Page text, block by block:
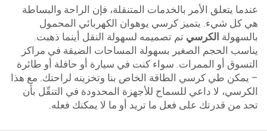
عندما يتعلق الأمر بالخدمات المتنقلة، فإن الراحة والبساطة
هي كل شيء. يتميز كرسي يوهوان الكهربائي المحمول
بالسهولة الكرسي تم تصميمه لسهولة النقل أينما ذهبت.
يناسب الحجم الصغير بسهولة المساحات الضيقة في مراكز
التسوق أو الممرات. سواء كنت في سيارة أو حافلة أو طائرة
– يمكن طي كرسي الطاقة الخاص بنا وتخزينه لراحتك. مع هذا
الكرسي، لا داعي للسماح للأجهزة المحدودة في التنقّل بأن
تحد من قدرتك على فعل ما تريد أو ما لا يمكنك فعله.